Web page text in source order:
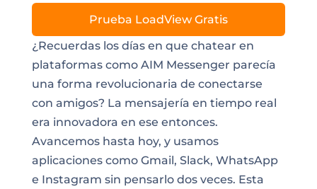
¿Recuerdas los días en que chatear en
plataformas como AIM Messenger parecía
una forma revolucionaria de conectarse
con amigos? La mensajería en tiempo real
era innovadora en ese entonces.
Avancemos hasta hoy, y usamos
aplicaciones como Gmail, Slack, WhatsApp
e Instagram sin pensarlo dos veces. Esta
Prueba LoadView Gratis